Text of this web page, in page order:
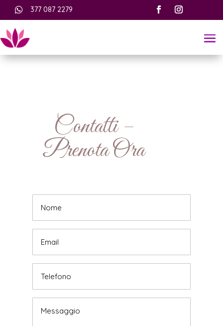
 377 087 2279
Contatti –
Prenota Ora